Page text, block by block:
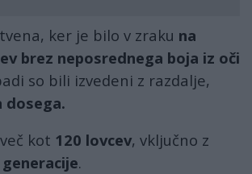
ker je bilo v zraku na
brez neposrednega boja iz oči
so bili izvedeni z razdalje,
dosega.
kot 120 lovcev, vključno z
.